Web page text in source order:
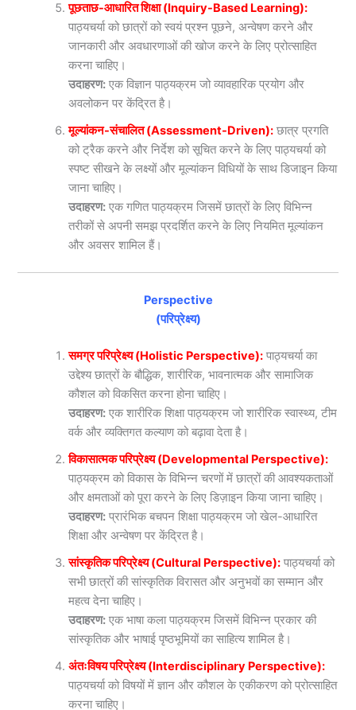
पूछताछ-आधारित शिक्षा (Inquiry-Based Learning):
पाठ्यचर्या को छात्रों को स्वयं प्रश्न पूछने, अन्वेषण करने और
जानकारी और अवधारणाओं की खोज करने के लिए प्रोत्साहित
करना चाहिए।
उदाहरण: एक विज्ञान पाठ्यक्रम जो व्यावहारिक प्रयोग और
अवलोकन पर केंद्रित है।
मूल्यांकन-संचालित (Assessment-Driven): छात्र प्रगति
को ट्रैक करने और निर्देश को सूचित करने के लिए पाठ्यचर्या को
स्पष्ट सीखने के लक्ष्यों और मूल्यांकन विधियों के साथ डिजाइन किया
जाना चाहिए।
उदाहरण: एक गणित पाठ्यक्रम जिसमें छात्रों के लिए विभिन्न
तरीकों से अपनी समझ प्रदर्शित करने के लिए नियमित मूल्यांकन
और अवसर शामिल हैं।
Perspective
(परिप्रेक्ष्य)
समग्र परिप्रेक्ष्य (Holistic Perspective): पाठ्यचर्या का
उद्देश्य छात्रों के बौद्धिक, शारीरिक, भावनात्मक और सामाजिक
कौशल को विकसित करना होना चाहिए।
उदाहरण: एक शारीरिक शिक्षा पाठ्यक्रम जो शारीरिक स्वास्थ्य, टीम
वर्क और व्यक्तिगत कल्याण को बढ़ावा देता है।
विकासात्मक परिप्रेक्ष्य (Developmental Perspective):
पाठ्यक्रम को विकास के विभिन्न चरणों में छात्रों की आवश्यकताओं
और क्षमताओं को पूरा करने के लिए डिज़ाइन किया जाना चाहिए।
उदाहरण: प्रारंभिक बचपन शिक्षा पाठ्यक्रम जो खेल-आधारित
शिक्षा और अन्वेषण पर केंद्रित है।
सांस्कृतिक परिप्रेक्ष्य (Cultural Perspective): पाठ्यचर्या को
सभी छात्रों की सांस्कृतिक विरासत और अनुभवों का सम्मान और
महत्व देना चाहिए।
उदाहरण: एक भाषा कला पाठ्यक्रम जिसमें विभिन्न प्रकार की
सांस्कृतिक और भाषाई पृष्ठभूमियों का साहित्य शामिल है।
अंतःविषय परिप्रेक्ष्य (Interdisciplinary Perspective):
पाठ्यचर्या को विषयों में ज्ञान और कौशल के एकीकरण को प्रोत्साहित
करना चाहिए।